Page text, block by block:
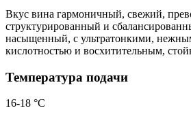
Вкус вина гармоничный, свежий,
структурированный и
насыщенный, с ультратонкими,
кислотностью и восхитительным,
Температура подачи
16-18 °С